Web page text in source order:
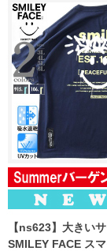
【ns623】大きい
SMILEY FACE ス